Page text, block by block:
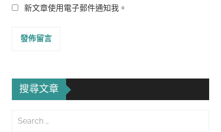
新文章使用電子郵件通知我。
搜尋文章
Search